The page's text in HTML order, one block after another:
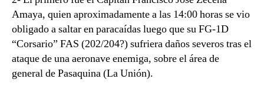
Amaya, quien aproximadamente a las 14:00 horas se vio
obligado a saltar en paracaídas luego que su FG-1D
“Corsario” FAS (202/204?) sufriera daños severos tras el
ataque de una aeronave enemiga, sobre el área de
general de Pasaquina (La Unión).